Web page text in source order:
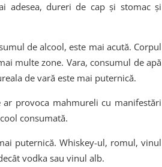
adesea, dureri de cap și stomac și
de alcool, este mai acută. Corpul
multe zone. Vara, consumul de apă
de vară este mai puternică.
provoca mahmureli cu manifestări
consumată.
puternică. Whiskey-ul, romul, vinul
vodka sau vinul alb.